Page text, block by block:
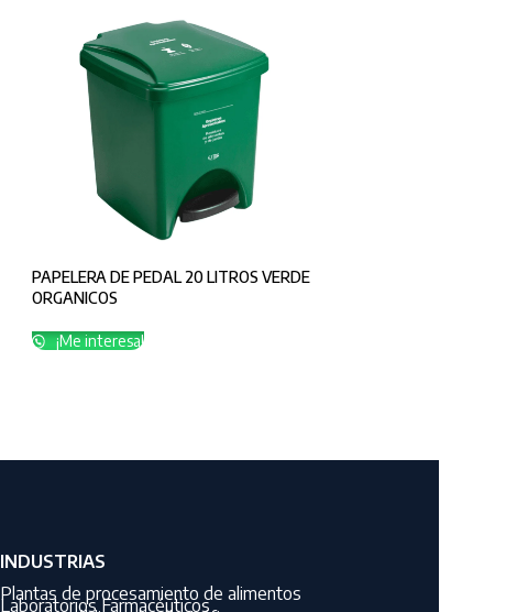
PAPELERA DE PEDAL 20 LITROS VERDE
ORGANICOS
¡Me interesa!
INDUSTRIAS
Plantas de procesamiento de alimentos
Laboratorios Farmacéuticos